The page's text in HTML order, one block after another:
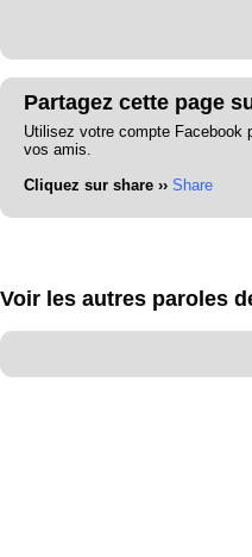
Partagez cette page
Utilisez votre compte Facebook
vos amis.
Cliquez sur share ›› Share
Voir les autres paroles